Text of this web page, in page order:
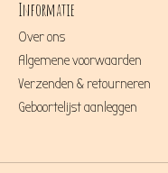
Informatie
Over ons
Algemene voorwaarden
Verzenden & retourneren
Geboortelijst aanleggen